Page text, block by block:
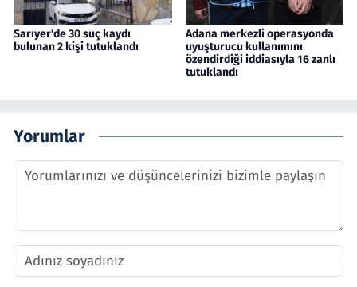
Sarıyer'de 30 suç kaydı
bulunan 2 kişi tutuklandı
Adana merkezli operasyonda
uyuşturucu kullanımını
özendirdiği iddiasıyla 16 zanlı
tutuklandı
Yorumlar